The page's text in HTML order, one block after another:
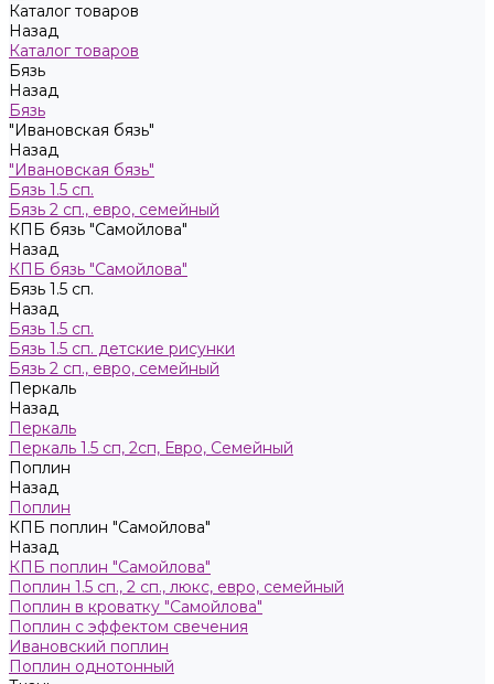
Каталог товаров
Назад
Каталог товаров
Бязь
Назад
Бязь
"Ивановская бязь"
Назад
"Ивановская бязь"
Бязь 1.5 сп.
Бязь 2 сп., евро, семейный
КПБ бязь "Самойлова"
Назад
КПБ бязь "Самойлова"
Бязь 1.5 сп.
Назад
Бязь 1.5 сп.
Бязь 1.5 сп. детские рисунки
Бязь 2 сп., евро, семейный
Пeркaль
Назад
Пeркaль
Перкаль 1.5 сп, 2сп, Евро, Семейный
Поплин
Назад
Поплин
КПБ поплин "Самойлова"
Назад
КПБ поплин "Самойлова"
Поплин 1.5 сп., 2 сп., люкс, евро, семейный
Поплин в кроватку "Самойлова"
Поплин с эффектом свечения
Ивановский поплин
Поплин однотонный